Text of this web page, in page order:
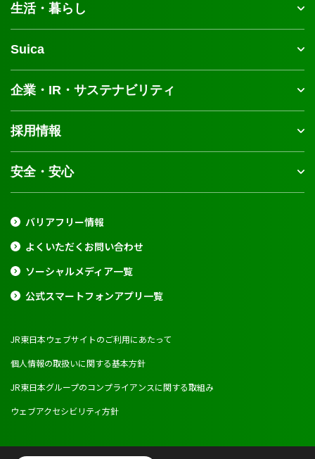
生活・暮らし
Suica
企業・IR・サステナビリティ
採用情報
安全・安心
バリアフリー情報
よくいただくお問い合わせ
ソーシャルメディア一覧
公式スマートフォンアプリ一覧
JR東日本ウェブサイトのご利用にあたって
個人情報の取扱いに関する基本方針
JR東日本グループのコンプライアンスに関する取組み
ウェブアクセシビリティ方針